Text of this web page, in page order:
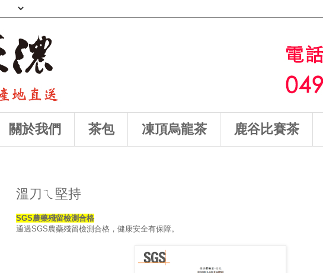
關於我們 茶包 凍頂烏龍茶 鹿谷比賽茶
溫刀ㄟ堅持
SGS農藥殘留檢測合格
通過SGS農藥殘留檢測合格，健康安全有保障。